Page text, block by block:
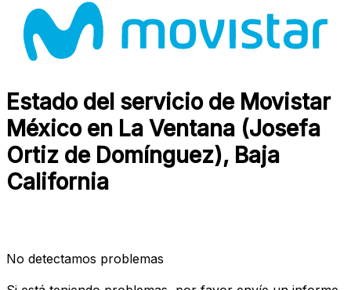
Estado del servicio de Movistar
México en La Ventana (Josefa
Ortiz de Domínguez), Baja
California
No detectamos problemas